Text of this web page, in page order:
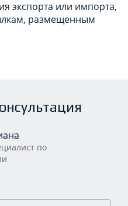
экспорта или импорта,
размещенным
по